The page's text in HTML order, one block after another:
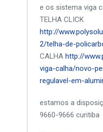
e os sistema viga
TELHA CLICK
http://
2/telha-de-
CALHA http://
viga-calha/novo-
regulavel-em-
estamos a
9660-9666 curitiba